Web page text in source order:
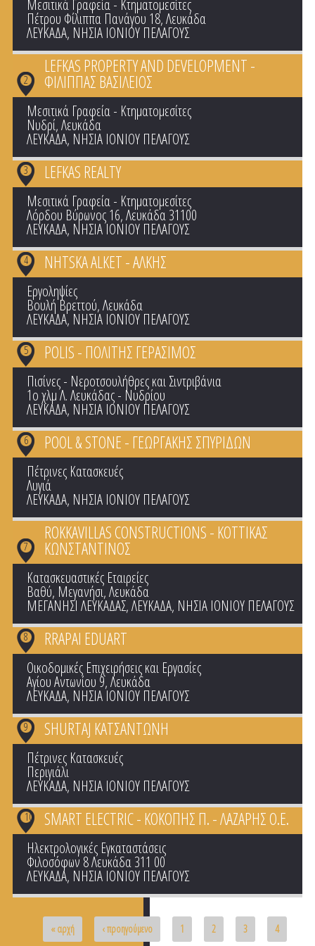
Μεσιτικά Γραφεία - Κτηματομεσίτες
Πέτρου Φίλιππα Πανάγου 18, Λευκάδα
ΛΕΥΚΑΔΑ, ΝΗΣΙΑ ΙΟΝΙΟΥ ΠΕΛΑΓΟΥΣ
LEFKAS PROPERTY AND DEVELOPMENT -
ΦΙΛΙΠΠΑΣ ΒΑΣΙΛΕΙΟΣ
2
Μεσιτικά Γραφεία - Κτηματομεσίτες
Νυδρί, Λευκάδα
ΛΕΥΚΑΔΑ, ΝΗΣΙΑ ΙΟΝΙΟΥ ΠΕΛΑΓΟΥΣ
LEFKAS REALTY
3
Μεσιτικά Γραφεία - Κτηματομεσίτες
Λόρδου Βύρωνος 16, Λευκάδα 31100
ΛΕΥΚΑΔΑ, ΝΗΣΙΑ ΙΟΝΙΟΥ ΠΕΛΑΓΟΥΣ
NHTSKA ALKET - ΑΛΚΗΣ
4
Εργοληψίες
Βουλή Βρεττού, Λευκάδα
ΛΕΥΚΑΔΑ, ΝΗΣΙΑ ΙΟΝΙΟΥ ΠΕΛΑΓΟΥΣ
POLIS - ΠΟΛΙΤΗΣ ΓΕΡΑΣΙΜΟΣ
5
Πισίνες - Νεροτσουλήθρες και Σιντριβάνια
1ο χλμ Λ. Λευκάδας - Νυδρίου
ΛΕΥΚΑΔΑ, ΝΗΣΙΑ ΙΟΝΙΟΥ ΠΕΛΑΓΟΥΣ
POOL & STONE - ΓΕΩΡΓΑΚΗΣ ΣΠΥΡΙΔΩΝ
6
Πέτρινες Κατασκευές
Λυγιά
ΛΕΥΚΑΔΑ, ΝΗΣΙΑ ΙΟΝΙΟΥ ΠΕΛΑΓΟΥΣ
ROKKAVILLAS CONSTRUCTIONS - ΚΟΤΤΙΚΑΣ
ΚΩΝΣΤΑΝΤΙΝΟΣ
7
Κατασκευαστικές Εταιρείες
Βαθύ, Μεγανήσι, Λευκάδα
ΜΕΓΑΝΗΣΙ ΛΕΥΚΑΔΑΣ,ΛΕΥΚΑΔΑ, ΝΗΣΙΑ ΙΟΝΙΟΥ ΠΕΛΑΓΟΥΣ
RRAPAI EDUART
8
Οικοδομικές Επιχειρήσεις και Εργασίες
Αγίου Αντωνίου 9, Λευκάδα
ΛΕΥΚΑΔΑ, ΝΗΣΙΑ ΙΟΝΙΟΥ ΠΕΛΑΓΟΥΣ
SHURTAJ ΚΑΤΣΑΝΤΩΝΗ
9
Πέτρινες Κατασκευές
Περιγιάλι
ΛΕΥΚΑΔΑ, ΝΗΣΙΑ ΙΟΝΙΟΥ ΠΕΛΑΓΟΥΣ
SMART ELECTRIC - ΚΟΚΟΠΗΣ Π. - ΛΑΖΑΡΗΣ Ο.Ε.
10
Ηλεκτρολογικές Εγκαταστάσεις
Φιλοσόφων 8 Λευκάδα 311 00
ΛΕΥΚΑΔΑ, ΝΗΣΙΑ ΙΟΝΙΟΥ ΠΕΛΑΓΟΥΣ
« αρχή ‹ προηγούμενο 1 2 3 4